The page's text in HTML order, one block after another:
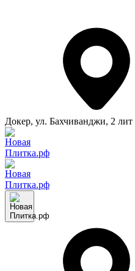
Докер, ул. Бахчиванджи, 2